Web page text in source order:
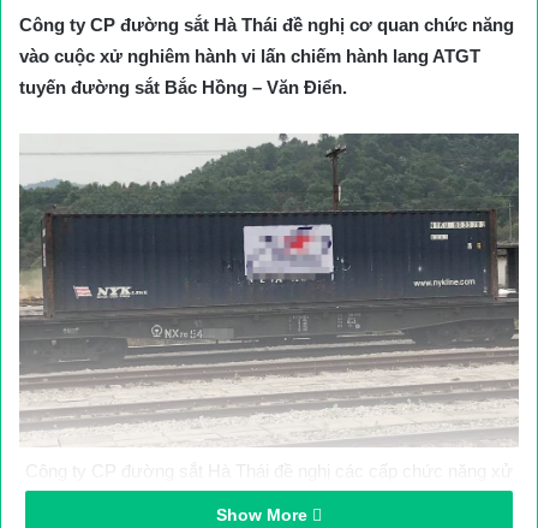
Công ty CP đường sắt Hà Thái đề nghị cơ quan chức năng
vào cuộc xử nghiêm hành vi lấn chiếm hành lang ATGT
tuyến đường sắt Bắc Hồng – Văn Điển.
Công ty CP đường sắt Hà Thái đề nghị các cấp chức năng xử
Show More